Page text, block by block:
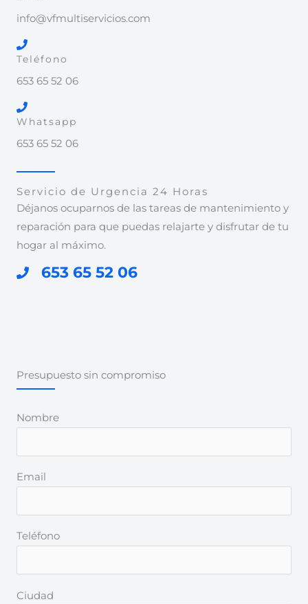
info@vfmultiservicios.com
Teléfono
653 65 52 06
Whatsapp
653 65 52 06
Servicio de Urgencia 24 Horas
Déjanos ocuparnos de las tareas de mantenimiento y
reparación para que puedas relajarte y disfrutar de tu
hogar al máximo.
653 65 52 06
Presupuesto sin compromiso
Nombre
Email
Teléfono
Ciudad